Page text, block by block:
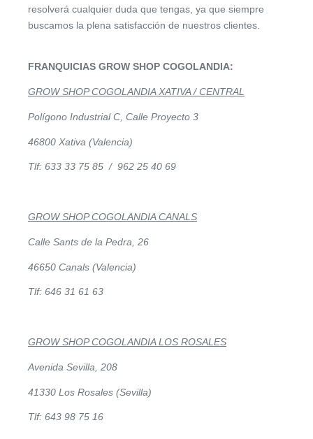
resolverá cualquier duda que tengas, ya que siempre
buscamos la plena satisfacción de nuestros clientes.
FRANQUICIAS GROW SHOP COGOLANDIA:
GROW SHOP COGOLANDIA XATIVA / CENTRAL
Polígono Industrial C, Calle Proyecto 3
46800 Xativa (Valencia)
Tlf: 633 33 75 85 / 962 25 40 69
GROW SHOP COGOLANDIA CANALS
Calle Sants de la Pedra, 26
46650 Canals (Valencia)
Tlf: 646 31 61 63
GROW SHOP COGOLANDIA LOS ROSALES
Avenida Sevilla, 208
41330 Los Rosales (Sevilla)
Tlf: 643 98 75 16